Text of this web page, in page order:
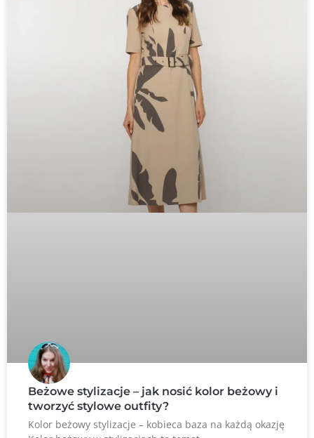
Beżowe stylizacje – jak nosić kolor beżowy i
tworzyć stylowe outfity?
Kolor beżowy stylizacje – kobieca baza na każdą okazję